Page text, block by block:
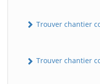
Trouver chantier
Trouver chantier